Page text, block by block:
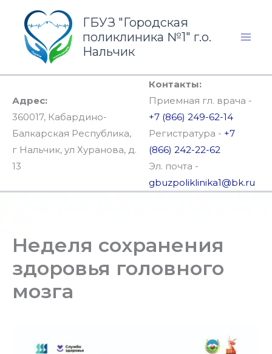
Перейти
содержимому
ГБУЗ "Городская
поликлиника №1" г.о.
Нальчик
Адрес:
360017, Кабардино-
Балкарская Республика,
г Нальчик, ул Хуранова, д.
13
Контакты:
Приемная гл. врача -
+7 (866) 249-62-14
Регистратура - +7
(866) 242-22-62
Эл. почта -
gbuzpoliklinika1@bk.ru
Неделя сохранения
здоровья головного
мозга